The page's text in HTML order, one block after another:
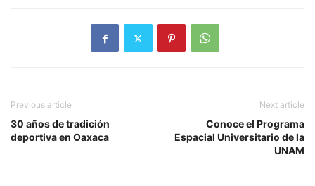
Previous article
30 años de tradición
deportiva en Oaxaca
Next article
Conoce el Programa
Espacial Universitario de la
UNAM